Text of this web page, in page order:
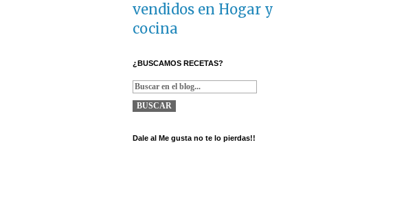
vendidos en Hogar y
cocina
¿BUSCAMOS RECETAS?
Dale al Me gusta no te lo pierdas!!